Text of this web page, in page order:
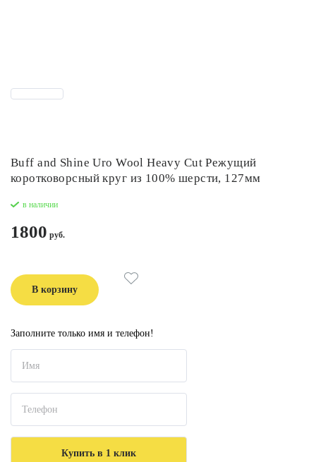
Buff and Shine Uro Wool Heavy Cut Режущий
коротковорсный круг из 100% шерсти, 127мм
в наличии
1800
В корзину
Заполните только имя и телефон!